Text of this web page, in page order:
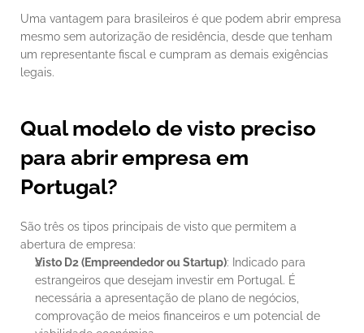
Uma vantagem para brasileiros é que podem abrir empresa
mesmo sem autorização de residência, desde que tenham
um representante fiscal e cumpram as demais exigências
legais.
Qual modelo de visto preciso
para abrir empresa em
Portugal?
São três os tipos principais de visto que permitem a
abertura de empresa:
Visto D2 (Empreendedor ou Startup): Indicado para
estrangeiros que desejam investir em Portugal. É
necessária a apresentação de plano de negócios,
comprovação de meios financeiros e um potencial de